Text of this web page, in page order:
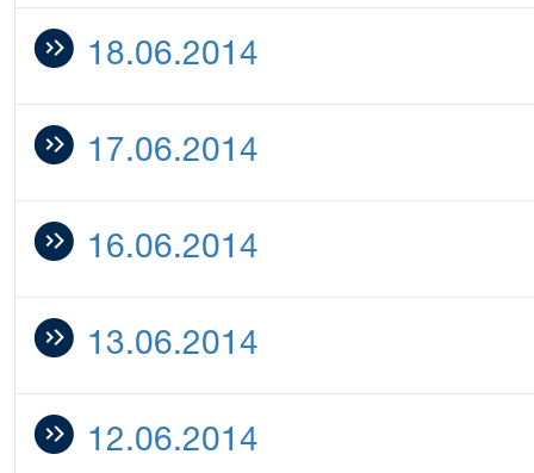
18.06.2014
17.06.2014
16.06.2014
13.06.2014
12.06.2014